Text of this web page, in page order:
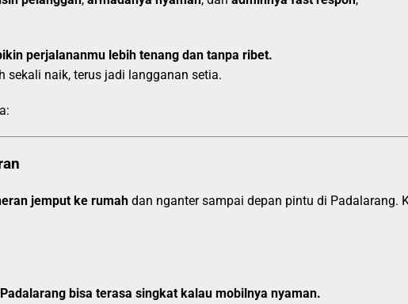
perjalananmu lebih tenang dan tanpa ribet.
sekali naik, terus jadi langganan setia.
jemput ke rumah dan nganter sampai depan pintu di Padalarang.
bisa terasa singkat kalau mobilnya nyaman.